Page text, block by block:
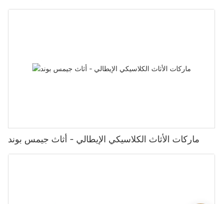
ماركات الأثاث الكلاسيكي الإيطالي - أثاث جيمس بوند